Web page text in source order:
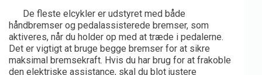
De fleste elcykler er udstyret med både
håndbremser og pedalassisterede bremser, som
aktiveres, når du holder op med at træde i pedalerne.
Det er vigtigt at bruge begge bremser for at sikre
maksimal bremsekraft. Hvis du har brug for at frakoble
den elektriske assistance, skal du blot justere